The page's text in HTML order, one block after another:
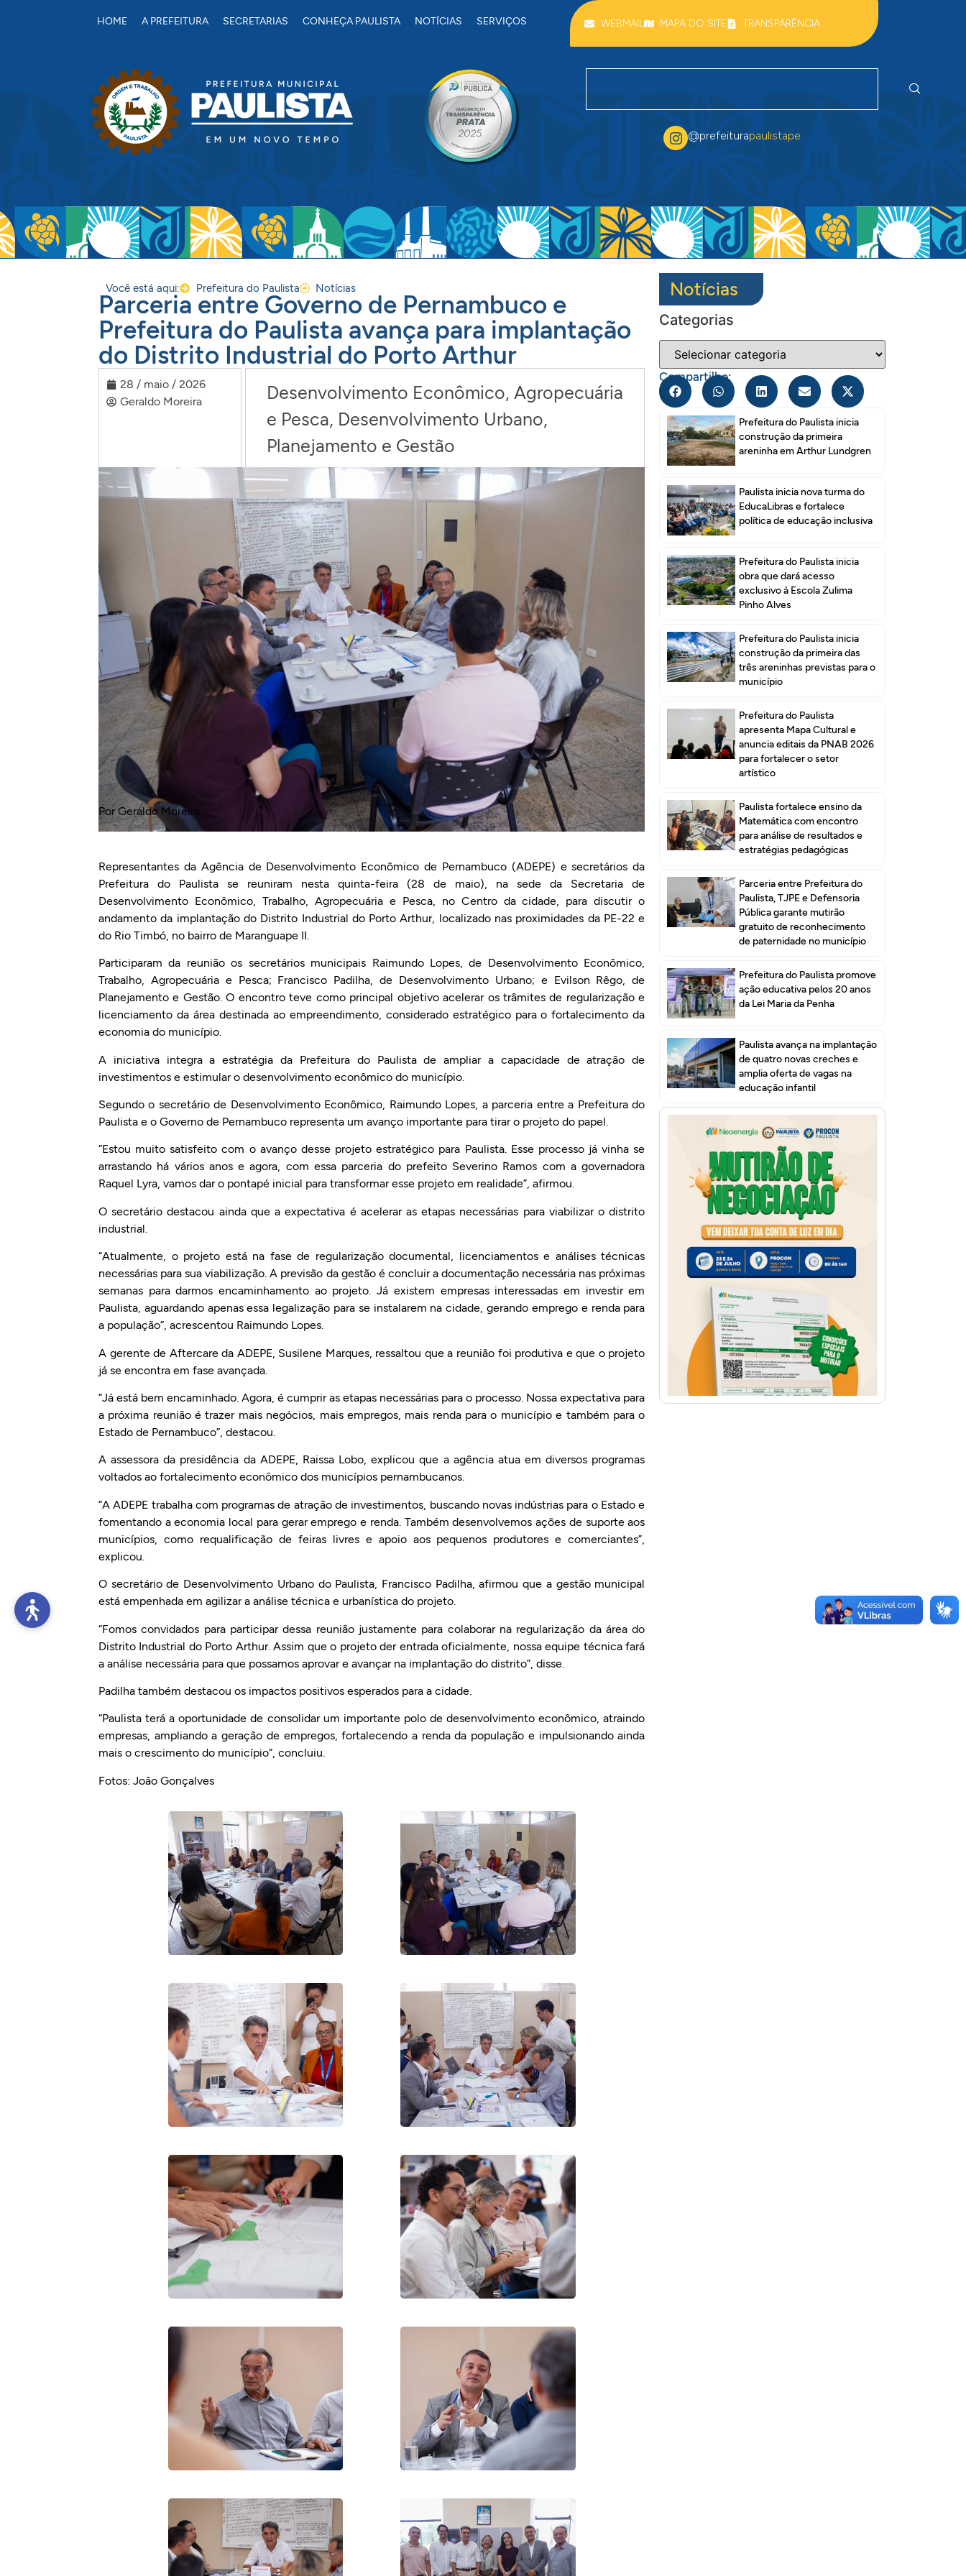
HOME A PREFEITURA SECRETARIAS CONHEÇA PAULISTA NOTÍCIAS SERVIÇOS WEBMAIL MAPA DO SITE TRANSPARÊNCIA
@prefeiturapaulistape
Você está aqui: Prefeitura do Paulista Notícias
Parceria entre Governo de Pernambuco e
Prefeitura do Paulista avança para implantação
do Distrito Industrial do Porto Arthur
28 / maio / 2026
Geraldo Moreira
Desenvolvimento Econômico, Agropecuária
e Pesca, Desenvolvimento Urbano,
Planejamento e Gestão
Por Geraldo Moreira
Representantes da Agência de Desenvolvimento Econômico de Pernambuco (ADEPE) e secretários da
Prefeitura do Paulista se reuniram nesta quinta-feira (28 de maio), na sede da Secretaria de
Desenvolvimento Econômico, Trabalho, Agropecuária e Pesca, no Centro da cidade, para discutir o
andamento da implantação do Distrito Industrial do Porto Arthur, localizado nas proximidades da PE-22 e
do Rio Timbó, no bairro de Maranguape II.
Participaram da reunião os secretários municipais Raimundo Lopes, de Desenvolvimento Econômico,
Trabalho, Agropecuária e Pesca; Francisco Padilha, de Desenvolvimento Urbano; e Evilson Rêgo, de
Planejamento e Gestão. O encontro teve como principal objetivo acelerar os trâmites de regularização e
licenciamento da área destinada ao empreendimento, considerado estratégico para o fortalecimento da
economia do município.
A iniciativa integra a estratégia da Prefeitura do Paulista de ampliar a capacidade de atração de
investimentos e estimular o desenvolvimento econômico do município.
Segundo o secretário de Desenvolvimento Econômico, Raimundo Lopes, a parceria entre a Prefeitura do
Paulista e o Governo de Pernambuco representa um avanço importante para tirar o projeto do papel.
“Estou muito satisfeito com o avanço desse projeto estratégico para Paulista. Esse processo já vinha se
arrastando há vários anos e agora, com essa parceria do prefeito Severino Ramos com a governadora
Raquel Lyra, vamos dar o pontapé inicial para transformar esse projeto em realidade”, afirmou.
O secretário destacou ainda que a expectativa é acelerar as etapas necessárias para viabilizar o distrito
industrial.
“Atualmente, o projeto está na fase de regularização documental, licenciamentos e análises técnicas
necessárias para sua viabilização. A previsão da gestão é concluir a documentação necessária nas próximas
semanas para darmos encaminhamento ao projeto. Já existem empresas interessadas em investir em
Paulista, aguardando apenas essa legalização para se instalarem na cidade, gerando emprego e renda para
a população”, acrescentou Raimundo Lopes.
A gerente de Aftercare da ADEPE, Susilene Marques, ressaltou que a reunião foi produtiva e que o projeto
já se encontra em fase avançada.
“Já está bem encaminhado. Agora, é cumprir as etapas necessárias para o processo. Nossa expectativa para
a próxima reunião é trazer mais negócios, mais empregos, mais renda para o município e também para o
Estado de Pernambuco”, destacou.
A assessora da presidência da ADEPE, Raissa Lobo, explicou que a agência atua em diversos programas
voltados ao fortalecimento econômico dos municípios pernambucanos.
“A ADEPE trabalha com programas de atração de investimentos, buscando novas indústrias para o Estado e
fomentando a economia local para gerar emprego e renda. Também desenvolvemos ações de suporte aos
municípios, como requalificação de feiras livres e apoio aos pequenos produtores e comerciantes”,
explicou.
O secretário de Desenvolvimento Urbano do Paulista, Francisco Padilha, afirmou que a gestão municipal
está empenhada em agilizar a análise técnica e urbanística do projeto.
“Fomos convidados para participar dessa reunião justamente para colaborar na regularização da área do
Distrito Industrial do Porto Arthur. Assim que o projeto der entrada oficialmente, nossa equipe técnica fará
a análise necessária para que possamos aprovar e avançar na implantação do distrito”, disse.
Padilha também destacou os impactos positivos esperados para a cidade.
“Paulista terá a oportunidade de consolidar um importante polo de desenvolvimento econômico, atraindo
empresas, ampliando a geração de empregos, fortalecendo a renda da população e impulsionando ainda
mais o crescimento do município”, concluiu.
Fotos: João Gonçalves
Notícias
Categorias
Compartilhe:
Prefeitura do Paulista inicia
construção da primeira
areninha em Arthur Lundgren
Paulista inicia nova turma do
EducaLibras e fortalece
política de educação inclusiva
Prefeitura do Paulista inicia
obra que dará acesso
exclusivo à Escola Zulima
Pinho Alves
Prefeitura do Paulista inicia
construção da primeira das
três areninhas previstas para o
município
Prefeitura do Paulista
apresenta Mapa Cultural e
anuncia editais da PNAB 2026
para fortalecer o setor
artístico
Paulista fortalece ensino da
Matemática com encontro
para análise de resultados e
estratégias pedagógicas
Parceria entre Prefeitura do
Paulista, TJPE e Defensoria
Pública garante mutirão
gratuito de reconhecimento
de paternidade no município
Prefeitura do Paulista promove
ação educativa pelos 20 anos
da Lei Maria da Penha
Paulista avança na implantação
de quatro novas creches e
amplia oferta de vagas na
educação infantil